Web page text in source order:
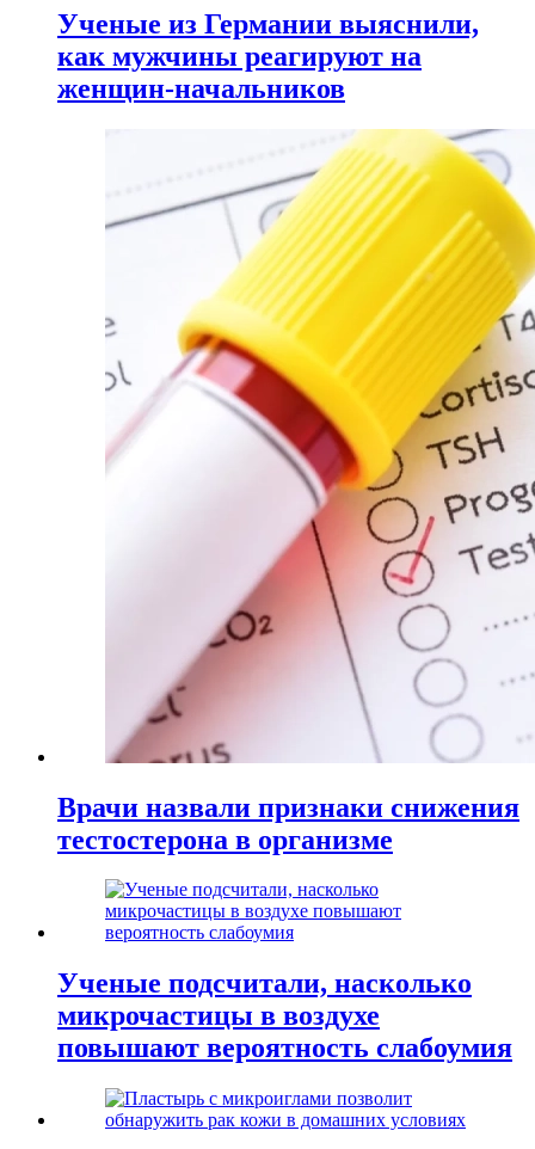
Ученые из Германии выяснили,
как мужчины реагируют на
женщин-начальников
Врачи назвали признаки снижения
тестостерона в организме
Ученые подсчитали, насколько
микрочастицы в воздухе
повышают вероятность слабоумия